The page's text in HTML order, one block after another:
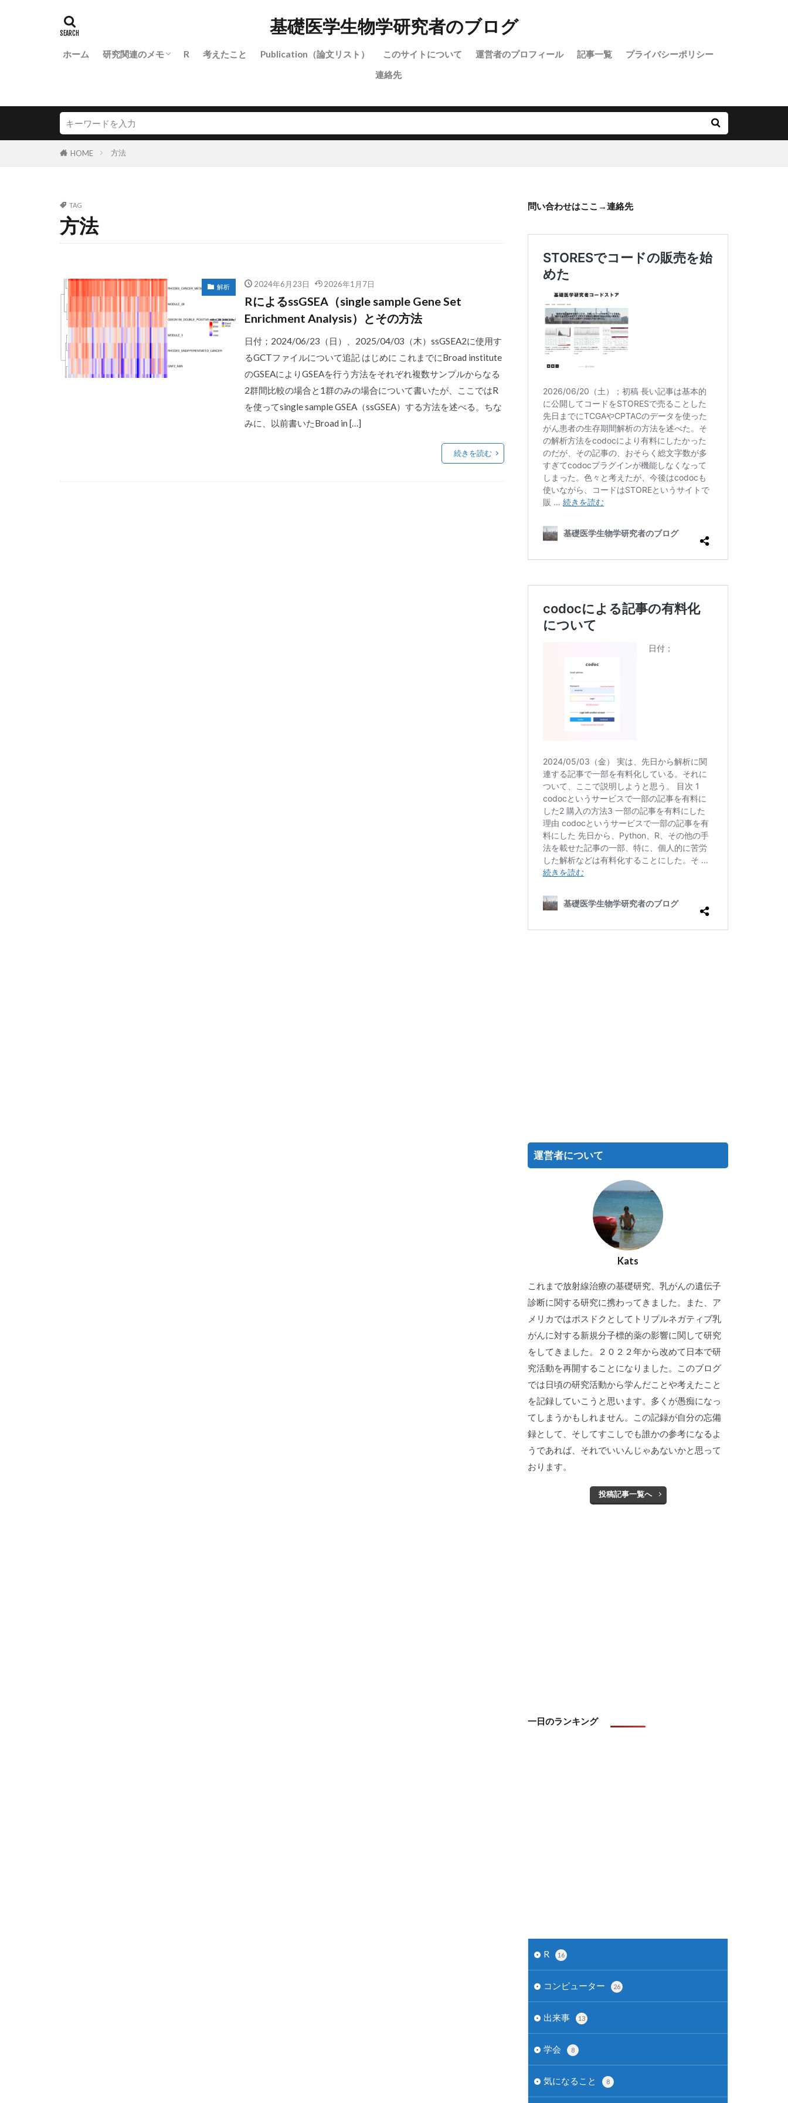
基礎医学生物学研究者のブログ
ホーム 研究関連のメモ R 考えたこと Publication（論文リスト） このサイトについて 運営者のプロフィール 記事一覧
プライバシーポリシー
連絡先
HOME 方法
TAG
方法
解析 2024年6月23日 2026年1月7日
RによるssGSEA（single sample Gene Set
Enrichment Analysis）とその方法
日付；2024/06/23（日）、2025/04/03（木）ssGSEA2に使用す
るGCTファイルについて追記 はじめに これまでにBroad institute
のGSEAによりGSEAを行う方法をそれぞれ複数サンプルからなる
2群間比較の場合と1群のみの場合について書いたが、ここではR
を使ってsingle sample GSEA（ssGSEA）する方法を述べる。ちな
みに、以前書いたBroad in […]
続きを読む
問い合わせはここ→連絡先
運営者について
Kats
これまで放射線治療の基礎研究、乳がんの遺伝子
診断に関する研究に携わってきました。また、ア
メリカではポスドクとしてトリプルネガティブ乳
がんに対する新規分子標的薬の影響に関して研究
をしてきました。２０２２年から改めて日本で研
究活動を再開することになりました。このブログ
では日頃の研究活動から学んだことや考えたこと
を記録していこうと思います。多くが愚痴になっ
てしまうかもしれません。この記録が自分の忘備
録として、そしてすこしでも誰かの参考になるよ
うであれば、それでいいんじゃあないかと思って
おります。
投稿記事一覧へ
一日のランキング
R 16
コンピューター 26
出来事 13
学会 8
気になること 8